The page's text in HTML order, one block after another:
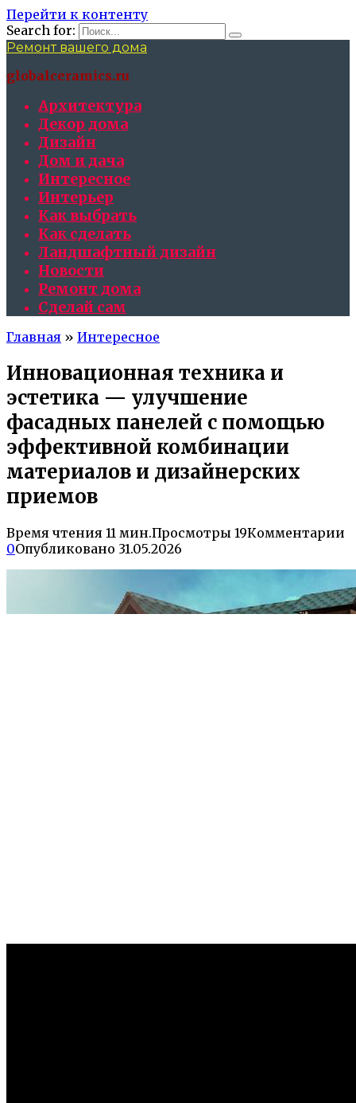
Перейти к контенту
Search for:
Ремонт вашего дома
globalceramics.ru
Архитектура
Декор дома
Дизайн
Дом и дача
Интересное
Интерьер
Как выбрать
Как сделать
Ландшафтный дизайн
Новости
Ремонт дома
Сделай сам
Главная » Интересное
Инновационная техника и
эстетика — улучшение
фасадных панелей с помощью
эффективной комбинации
материалов и дизайнерских
приемов
Время чтения 11 мин.Просмотры 19Комментарии
0Опубликовано 31.05.2026